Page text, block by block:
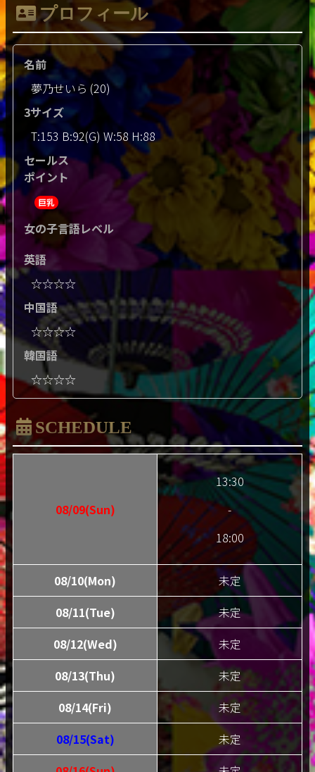
プロフィール
名前
夢乃せいら (20)
3サイズ
T:153 B:92(G) W:58 H:88
セールス
ポイント
巨乳
女の子言語レベル
英語
☆☆☆☆
中国語
☆☆☆☆
韓国語
☆☆☆☆
SCHEDULE
08/09(Sun)
13:30
-
18:00
08/10(Mon)
未定
08/11(Tue)
未定
08/12(Wed)
未定
08/13(Thu)
未定
08/14(Fri)
未定
08/15(Sat)
未定